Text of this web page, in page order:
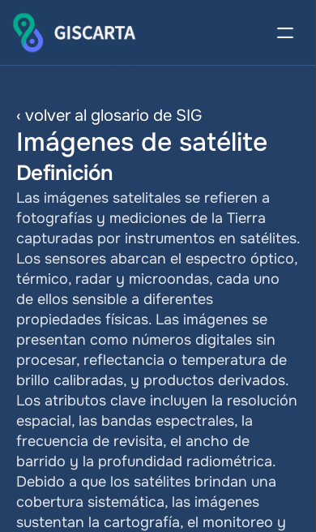
‹ volver al glosario de SIG
Imágenes de satélite
Definición
Las imágenes satelitales se refieren a
fotografías y mediciones de la Tierra
capturadas por instrumentos en satélites.
Los sensores abarcan el espectro óptico,
térmico, radar y microondas, cada uno
de ellos sensible a diferentes
propiedades físicas. Las imágenes se
presentan como números digitales sin
procesar, reflectancia o temperatura de
brillo calibradas, y productos derivados.
Los atributos clave incluyen la resolución
espacial, las bandas espectrales, la
frecuencia de revisita, el ancho de
barrido y la profundidad radiométrica.
Debido a que los satélites brindan una
cobertura sistemática, las imágenes
sustentan la cartografía, el monitoreo y